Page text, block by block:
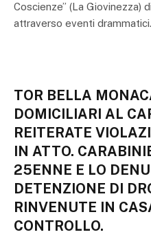
Coscienze” (La Giovinezza)
attraverso eventi
TOR BELLA
DOMICILIARI AL
REITERATE
IN ATTO.
25ENNE E LO
DETENZIONE DI
RINVENUTE IN
CONTROLLO.